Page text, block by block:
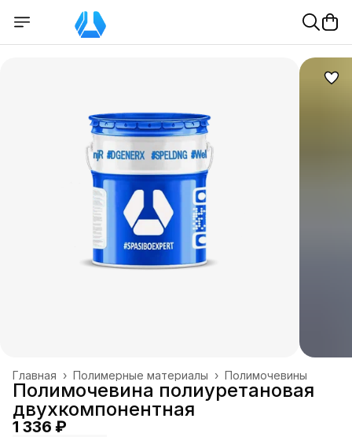
Полимочевины
Полимерные материалы ›
Главная ›
Полимочевина полиуретановая
двухкомпонентная
1 336 ₽